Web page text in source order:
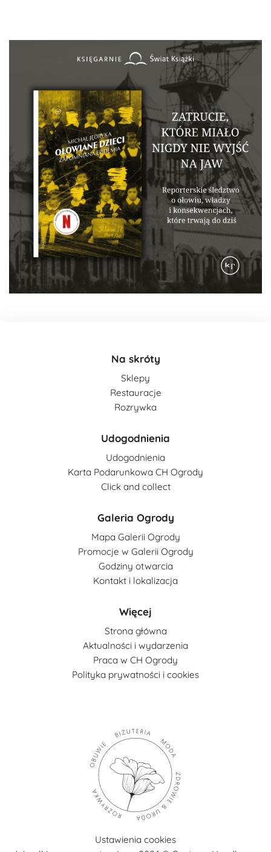
Na skróty
Sklepy
Restauracje
Rozrywka
Udogodnienia
Udogodnienia
Karta Podarunkowa CH Ogrody
Click and collect
Galeria Ogrody
Mapa Galerii Ogrody
Promocje w Galerii Ogrody
Godziny otwarcia
Kontakt i lokalizacja
Więcej
Strona główna
Aktualności i wydarzenia
Praca w CH Ogrody
Polityka prywatności i cookies
Ustawienia cookies